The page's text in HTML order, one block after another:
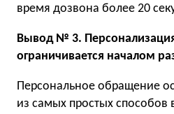
время дозвона более 20
Вывод № 3.
ограничивается началом
Персональное обращение
из самых простых способов